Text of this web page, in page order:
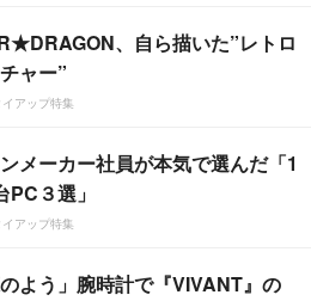
、自ら描いた”レトロ
ャー”
アップ特集
メーカー社員が本気で選んだ「1
PC３選」
アップ特集
のよう」腕時計で『VIVANT』の